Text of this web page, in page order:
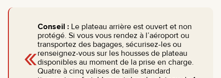
«
Conseil : Le plateau arrière est ouvert et non
protégé. Si vous vous rendez à l’aéroport ou
transportez des bagages, sécurisez-les ou
renseignez-vous sur les housses de plateau
disponibles au moment de la prise en charge.
Quatre à cinq valises de taille standard